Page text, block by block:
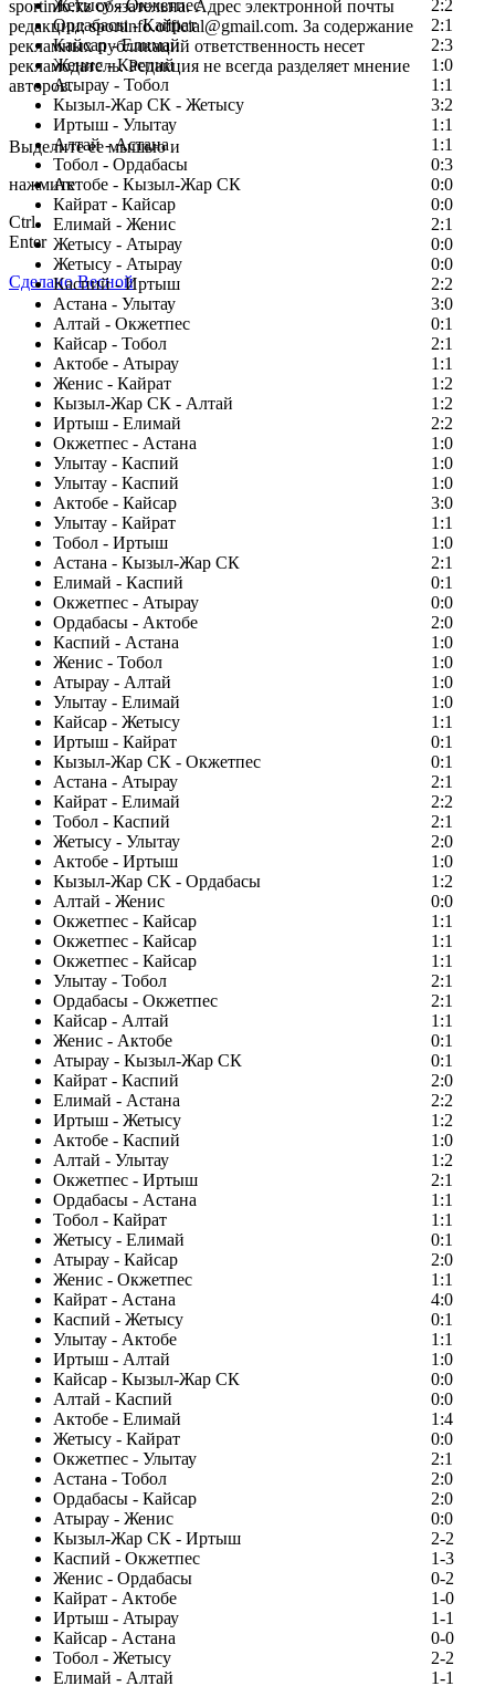
Жетысу - Окжетпес
2:2
Ордабасы - Кайрат
2:1
Кайсар - Елимай
2:3
Женис - Каспий
1:0
Атырау - Тобол
1:1
Кызыл-Жар СК - Жетысу
3:2
Иртыш - Улытау
1:1
Алтай - Астана
1:1
Тобол - Ордабасы
0:3
Актобе - Кызыл-Жар СК
0:0
Кайрат - Кайсар
0:0
Елимай - Женис
2:1
Жетысу - Атырау
0:0
Жетысу - Атырау
0:0
Каспий - Иртыш
2:2
Астана - Улытау
3:0
Алтай - Окжетпес
0:1
Кайсар - Тобол
2:1
Актобе - Атырау
1:1
Женис - Кайрат
1:2
Кызыл-Жар СК - Алтай
1:2
Иртыш - Елимай
2:2
Окжетпес - Астана
1:0
Улытау - Каспий
1:0
Улытау - Каспий
1:0
Актобе - Кайсар
3:0
Улытау - Кайрат
1:1
Тобол - Иртыш
1:0
Астана - Кызыл-Жар СК
2:1
Елимай - Каспий
0:1
Окжетпес - Атырау
0:0
Ордабасы - Актобе
2:0
Каспий - Астана
1:0
Женис - Тобол
1:0
Атырау - Алтай
1:0
Улытау - Елимай
1:0
Кайсар - Жетысу
1:1
Иртыш - Кайрат
0:1
Кызыл-Жар СК - Окжетпес
0:1
Астана - Атырау
2:1
Кайрат - Елимай
2:2
Тобол - Каспий
2:1
Жетысу - Улытау
2:0
Актобе - Иртыш
1:0
Кызыл-Жар СК - Ордабасы
1:2
Алтай - Женис
0:0
Окжетпес - Кайсар
1:1
Окжетпес - Кайсар
1:1
Окжетпес - Кайсар
1:1
Улытау - Тобол
2:1
Ордабасы - Окжетпес
2:1
Кайсар - Алтай
1:1
Женис - Актобе
0:1
Атырау - Кызыл-Жар СК
0:1
Кайрат - Каспий
2:0
Елимай - Астана
2:2
Иртыш - Жетысу
1:2
Актобе - Каспий
1:0
Алтай - Улытау
1:2
Окжетпес - Иртыш
2:1
Ордабасы - Астана
1:1
Тобол - Кайрат
1:1
Жетысу - Елимай
0:1
Атырау - Кайсар
2:0
Женис - Окжетпес
1:1
Кайрат - Астана
4:0
Каспий - Жетысу
0:1
Улытау - Актобе
1:1
Иртыш - Алтай
1:0
Кайсар - Кызыл-Жар СК
0:0
Алтай - Каспий
0:0
Актобе - Елимай
1:4
Жетысу - Кайрат
0:0
Окжетпес - Улытау
2:1
Астана - Тобол
2:0
Ордабасы - Кайсар
2:0
Атырау - Женис
0:0
Кызыл-Жар СК - Иртыш
2-2
Каспий - Окжетпес
1-3
Женис - Ордабасы
0-2
Кайрат - Актобе
1-0
Иртыш - Атырау
1-1
Кайсар - Астана
0-0
Тобол - Жетысу
2-2
Елимай - Алтай
1-1
sportinfo.kz обязательна. Адрес электронной почты
редакции: sportinfo.official@gmail.com. За содержание
рекламных публикаций ответственность несет
рекламодатель. Редакция не всегда разделяет мнение
авторов.
Заметили ошибку в тексте?
Выделите ее мышью и
нажмите
Ctrl
Enter
Сделано Весной